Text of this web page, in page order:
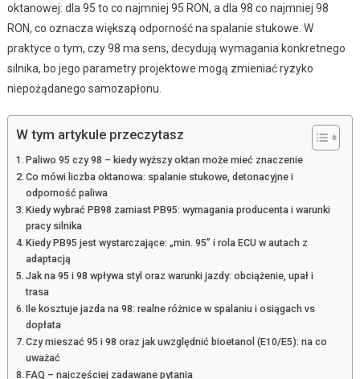
oktanowej: dla 95 to co najmniej 95 RON, a dla 98 co najmniej 98
RON, co oznacza większą odporność na spalanie stukowe. W
praktyce o tym, czy 98 ma sens, decydują wymagania konkretnego
silnika, bo jego parametry projektowe mogą zmieniać ryzyko
niepożądanego samozapłonu.
W tym artykule przeczytasz
Paliwo 95 czy 98 – kiedy wyższy oktan może mieć znaczenie
Co mówi liczba oktanowa: spalanie stukowe, detonacyjne i
odporność paliwa
Kiedy wybrać PB98 zamiast PB95: wymagania producenta i warunki
pracy silnika
Kiedy PB95 jest wystarczające: „min. 95” i rola ECU w autach z
adaptacją
Jak na 95 i 98 wpływa styl oraz warunki jazdy: obciążenie, upał i
trasa
Ile kosztuje jazda na 98: realne różnice w spalaniu i osiągach vs
dopłata
Czy mieszać 95 i 98 oraz jak uwzględnić bioetanol (E10/E5): na co
uważać
FAQ – najczęściej zadawane pytania